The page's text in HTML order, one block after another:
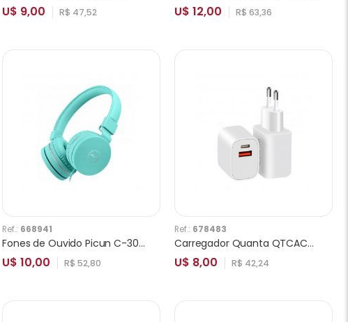
U$ 9,00 R$ 47,52 U$ 12,00 R$ 63,36
Ref.: 668941
Fones de Ouvido Picun C-30 Verde
U$ 10,00 R$ 52,80
Ref.: 678483
Carregador Quanta QTCACR2 USB/C 20W
U$ 8,00 R$ 42,24